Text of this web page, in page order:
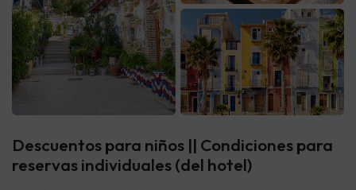
Descuentos para niños || Condiciones para
reservas individuales (del hotel)